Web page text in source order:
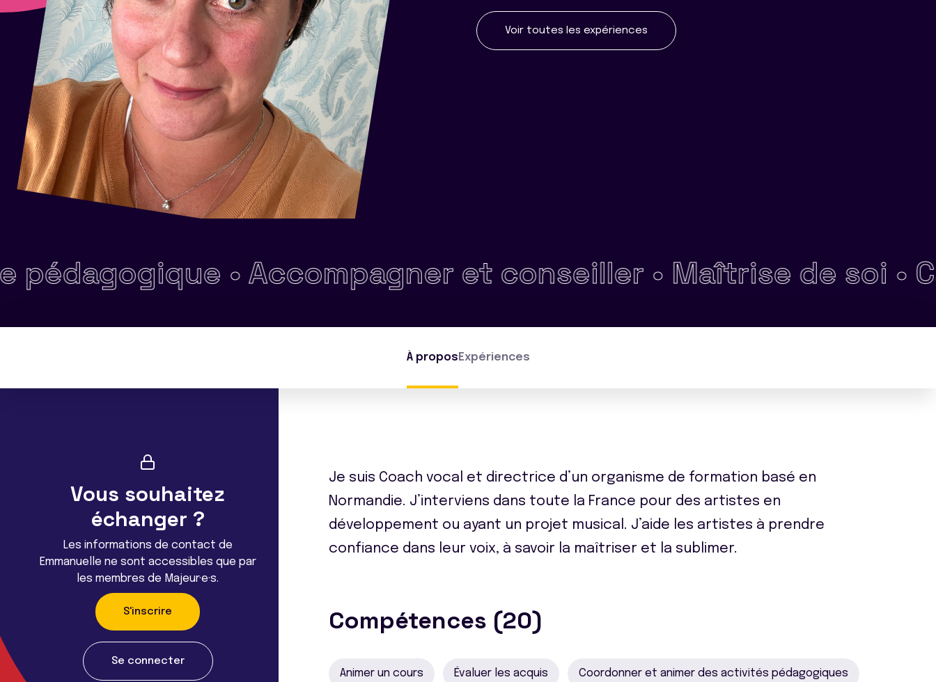
Voir toutes les expériences
•Accompagner et conseiller •Maîtrise de soi •
À propos Expériences
Vous souhaitez
échanger ?
Les informations de contact de
Emmanuelle ne sont accessibles que par
les membres de Majeur·e·s.
S'inscrire
Se connecter
Je suis Coach vocal et directrice d’un organisme de formation basé en
Normandie. J’interviens dans toute la France pour des artistes en
développement ou ayant un projet musical. J’aide les artistes à prendre
confiance dans leur voix, à savoir la maîtriser et la sublimer.
Compétences (20)
Animer un cours Évaluer les acquis Coordonner et animer des activités pédagogiques